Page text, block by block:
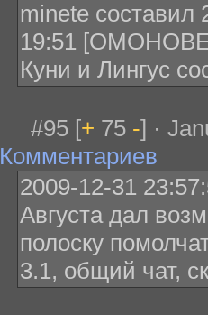
minetе
19:51
Куни и Лингус
#95 [+ 75 -] ·
Комментариев
2009-12-31
Августа дал
полоску
3.1, общий чат,